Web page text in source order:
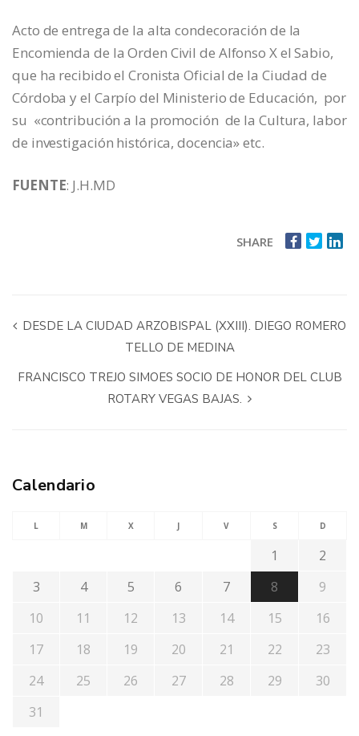
Acto de entrega de la alta condecoración de la
Encomienda de la Orden Civil de Alfonso X el Sabio,
que ha recibido el Cronista Oficial de la Ciudad de
Córdoba y el Carpío del Ministerio de Educación, por
su «contribución a la promoción de la Cultura, labor
de investigación histórica, docencia» etc.
FUENTE: J.H.MD
SHARE
DESDE LA CIUDAD ARZOBISPAL (XXIII). DIEGO ROMERO
TELLO DE MEDINA
FRANCISCO TREJO SIMOES SOCIO DE HONOR DEL CLUB
ROTARY VEGAS BAJAS.
Calendario
L M X J V S D
1
2
3
4 5 6 7 8
9
10
11 12 13 14 15
16
17
18 19 20 21 22
23
24
25 26 27 28 29
30
31